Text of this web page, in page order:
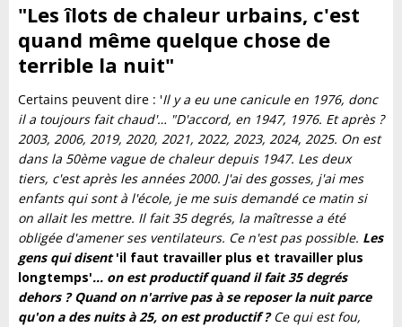
"Les îlots de chaleur urbains, c'est
quand même quelque chose de
terrible la nuit"
Certains peuvent dire : 'Il y a eu une canicule en 1976, donc
il a toujours fait chaud'… "D'accord, en 1947, 1976. Et après ?
2003, 2006, 2019, 2020, 2021, 2022, 2023, 2024, 2025. On est
dans la 50ème vague de chaleur depuis 1947. Les deux
tiers, c'est après les années 2000. J'ai des gosses, j'ai mes
enfants qui sont à l'école, je me suis demandé ce matin si
on allait les mettre. Il fait 35 degrés, la maîtresse a été
obligée d'amener ses ventilateurs. Ce n'est pas possible. Les
gens qui disent'il faut travailler plus et travailler plus
longtemps'… on est productif quand il fait 35 degrés
dehors ? Quand on n'arrive pas à se reposer la nuit parce
qu'on a des nuits à 25, on est productif ?Ce qui est fou,